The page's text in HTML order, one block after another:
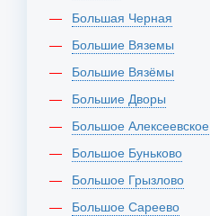
Большая Черная
Большие Вяземы
Большие Вязёмы
Большие Дворы
Большое Алексеевское
Большое Буньково
Большое Грызлово
Большое Сареево